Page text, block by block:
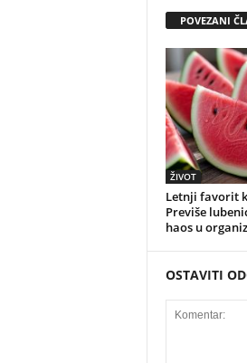
POVEZANI
ŽIVOT
Letnji favorit
Previše
haos u
OSTAVITI